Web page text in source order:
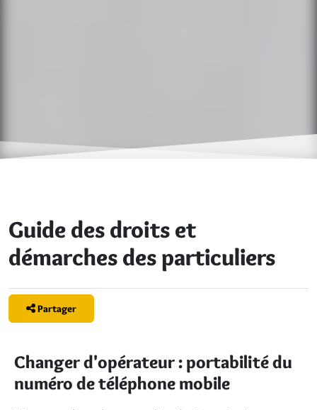
Guide des droits et
démarches des particuliers
Partager
Changer d'opérateur : portabilité du
numéro de téléphone mobile